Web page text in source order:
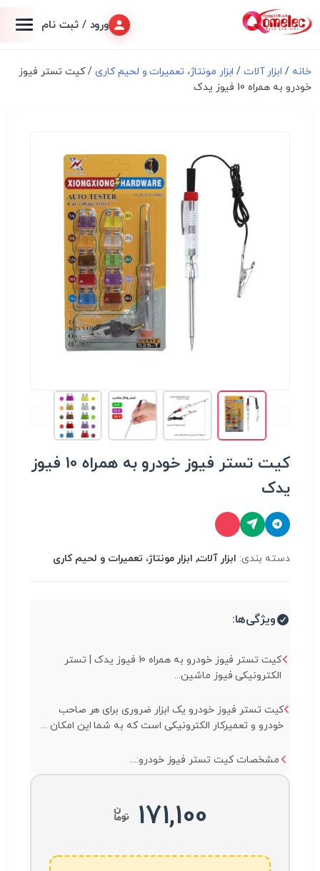
ورود / ثبت نام
خانه / ابزار آلات/ ابزار مونتاژ، تعميرات و لحیم کاری/ کیت تستر فیوز
خودرو به همراه 10 فیوز یدک
کیت تستر فیوز خودرو به همراه 10 فیوز
یدک
دسته بندی: ابزار آلات, ابزار مونتاژ، تعميرات و لحیم کاری
ویژگی‌ها:
کیت تستر فیوز خودرو به همراه 10 فیوز یدک | تستر
الکترونیکی فیوز ماشین...
کیت تستر فیوز خودرو یک ابزار ضروری برای هر صاحب
خودرو و تعمیرکار الکترونیکی است که به شما این امکان ...
مشخصات کیت تستر فیوز خودرو:...
171,100